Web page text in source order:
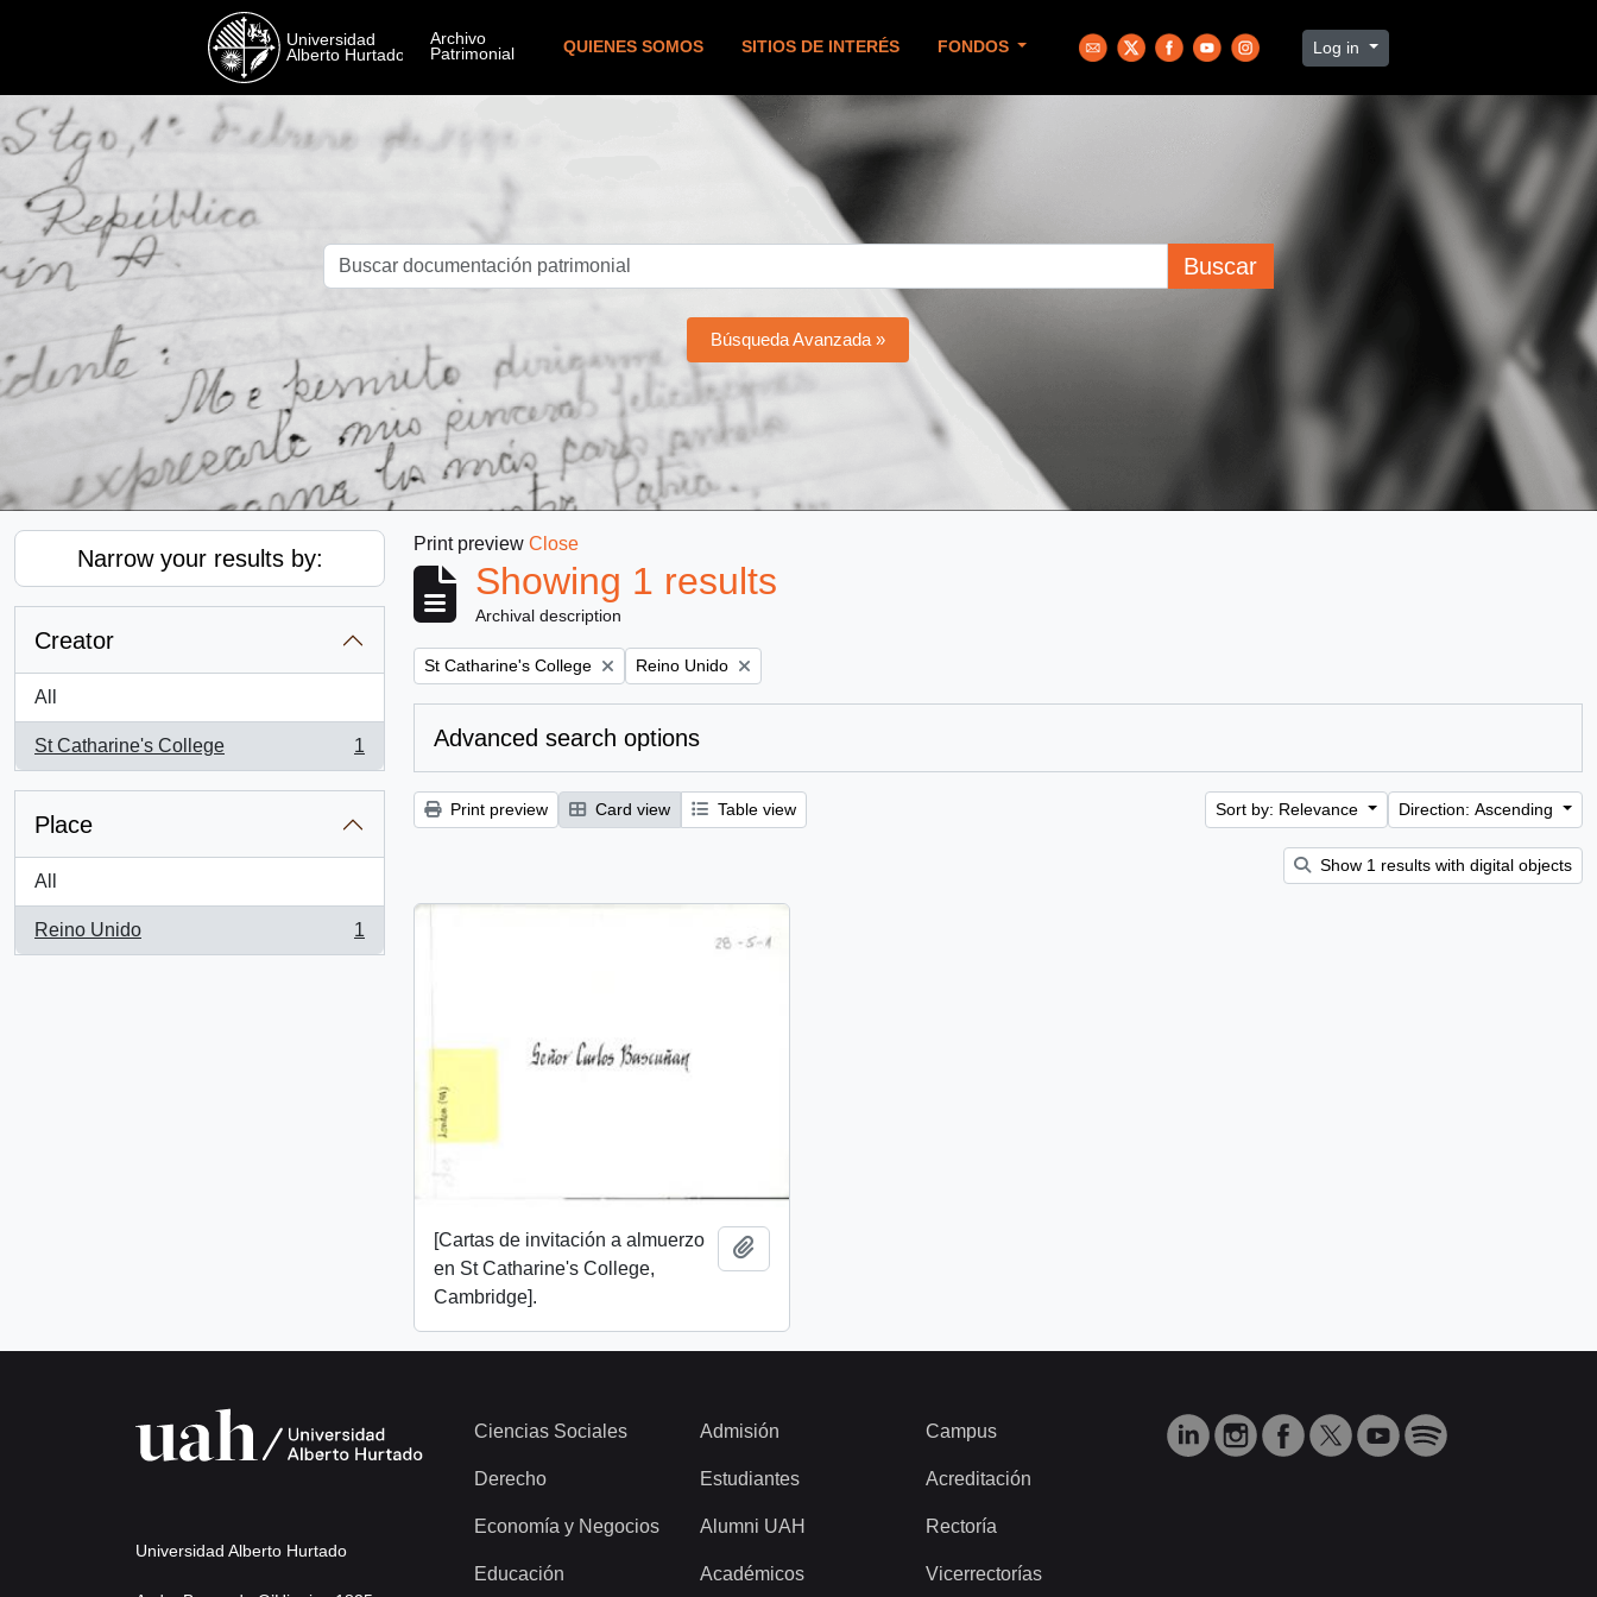
QUIENES SOMOS SITIOS DE INTERÉS FONDOS Log in
Buscar
Búsqueda Avanzada »
Narrow your results by:
Creator
All
St Catharine's College
, 1 results
1
Place
All
Reino Unido
, 1 results
1
Print preview Close
Showing 1 results
Archival description
Remove filter:
St Catharine's College Remove filter:
Reino Unido
Advanced search options
Print preview Card view Table view Sort by: Relevance Direction: Ascending
Show 1 results with digital objects
[Cartas de invitación a almuerzo
en St Catharine's College,
Cambridge].
Universidad Alberto Hurtado
Ciencias Sociales
Derecho
Economía y Negocios
Educación
Admisión
Estudiantes
Alumni UAH
Académicos
Campus
Acreditación
Rectoría
Vicerrectorías